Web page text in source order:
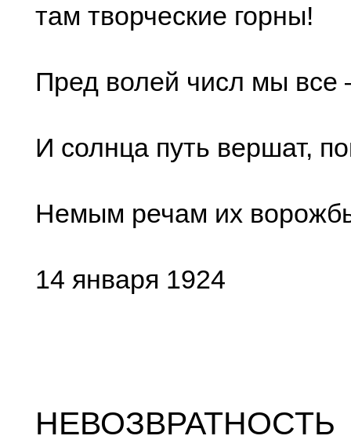
там творческие горны!
Пред волей числ мы
И солнца путь вершат,
Немым речам их
14 января 1924
НЕВОЗВРАТНОСТЬ